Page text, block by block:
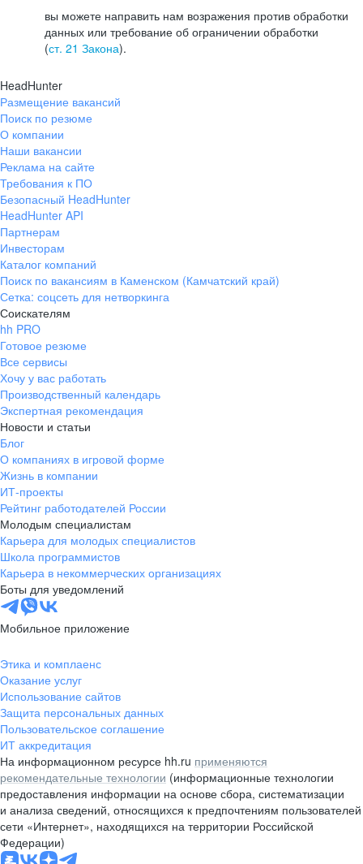
вы можете направить нам возражения против обработки
данных или требование об ограничении обработки
(ст. 21 Закона).
HeadHunter
Размещение вакансий
Поиск по резюме
О компании
Наши вакансии
Реклама на сайте
Требования к ПО
Безопасный HeadHunter
HeadHunter API
Партнерам
Инвесторам
Каталог компаний
Поиск по вакансиям в Каменском (Камчатский край)
Сетка: соцсеть для нетворкинга
Соискателям
hh PRO
Готовое резюме
Все сервисы
Хочу у вас работать
Производственный календарь
Экспертная рекомендация
Новости и статьи
Блог
О компаниях в игровой форме
Жизнь в компании
ИТ-проекты
Рейтинг работодателей России
Молодым специалистам
Карьера для молодых специалистов
Школа программистов
Карьера в некоммерческих организациях
Боты для уведомлений
Мобильное приложение
Этика и комплаенс
Оказание услуг
Использование сайтов
Защита персональных данных
Пользовательское соглашение
ИТ аккредитация
На информационном ресурсе hh.ru применяются
рекомендательные технологии (информационные технологии
предоставления информации на основе сбора, систематизации
и анализа сведений, относящихся к предпочтениям пользователей
сети «Интернет», находящихся на территории Российской
Федерации)